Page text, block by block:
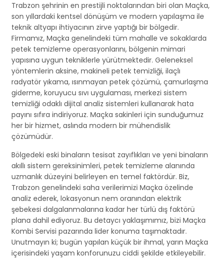
Trabzon şehrinin en prestijli noktalarından biri olan Maçka,
son yıllardaki kentsel dönüşüm ve modern yapılaşma ile
teknik altyapı ihtiyacının zirve yaptığı bir bölgedir.
Firmamız, Maçka genelindeki tüm mahalle ve sokaklarda
petek temizleme operasyonlarını, bölgenin mimari
yapısına uygun tekniklerle yürütmektedir. Geleneksel
yöntemlerin aksine, makineli petek temizliği, ilaçlı
radyatör yıkama, ısınmayan petek çözümü, çamurlaşma
giderme, koruyucu sıvı uygulaması, merkezi sistem
temizliği odaklı dijital analiz sistemleri kullanarak hata
payını sıfıra indiriyoruz. Maçka sakinleri için sunduğumuz
her bir hizmet, aslında modern bir mühendislik
çözümüdür.
Bölgedeki eski binaların tesisat zayıflıkları ve yeni binaların
akıllı sistem gereksinimleri, petek temizleme alanında
uzmanlık düzeyini belirleyen en temel faktördür. Biz,
Trabzon genelindeki saha verilerimizi Maçka özelinde
analiz ederek, lokasyonun nem oranından elektrik
şebekesi dalgalanmalarına kadar her türlü dış faktörü
plana dahil ediyoruz. Bu detaycı yaklaşımımız, bizi Maçka
Kombi Servisi pazarında lider konuma taşımaktadır.
Unutmayın ki; bugün yapılan küçük bir ihmal, yarın Maçka
içerisindeki yaşam konforunuzu ciddi şekilde etkileyebilir.